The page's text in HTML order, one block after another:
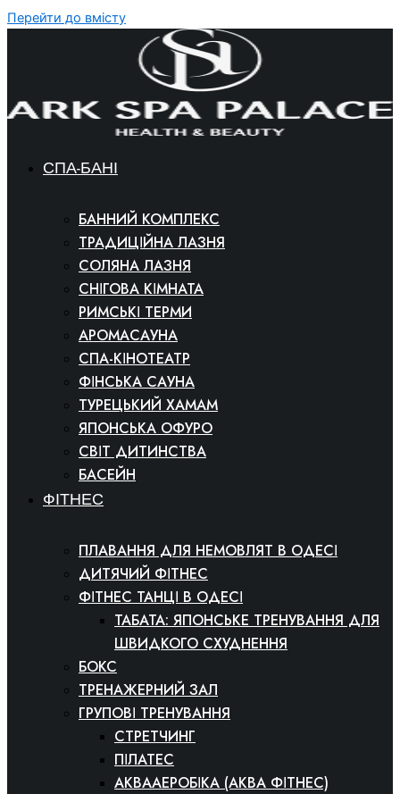
Перейти до вмісту
СПА-БАНІ
БАННИЙ КОМПЛЕКС
ТРАДИЦІЙНА ЛАЗНЯ
СОЛЯНА ЛАЗНЯ
СНІГОВА КІМНАТА
РИМСЬКІ ТЕРМИ
АРОМАСАУНА
СПА-КІНОТЕАТР
ФІНСЬКА САУНА
ТУРЕЦЬКИЙ ХАМАМ
ЯПОНСЬКА ОФУРО
СВІТ ДИТИНСТВА
БАСЕЙН
ФІТНЕС
ПЛАВАННЯ ДЛЯ НЕМОВЛЯТ В ОДЕСІ
ДИТЯЧИЙ ФІТНЕС
ФІТНЕС ТАНЦІ В ОДЕСІ
ТАБАТА: ЯПОНСЬКЕ ТРЕНУВАННЯ ДЛЯ
ШВИДКОГО СХУДНЕННЯ
БОКС
ТРЕНАЖЕРНИЙ ЗАЛ
ГРУПОВІ ТРЕНУВАННЯ
СТРЕТЧИНГ
ПІЛАТЕС
АКВААЕРОБІКА (АКВА ФІТНЕС)